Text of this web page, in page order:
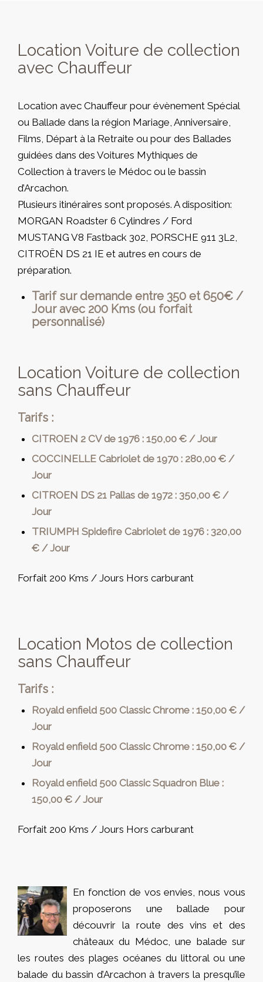
Location Voiture de collection
avec Chauffeur
Location avec Chauffeur pour évènement Spécial
ou Ballade dans la région Mariage, Anniversaire,
Films, Départ à la Retraite ou pour des Ballades
guidées dans des Voitures Mythiques de
Collection à travers le Médoc ou le bassin
d’Arcachon.
Plusieurs itinéraires sont proposés. A disposition:
MORGAN Roadster 6 Cylindres / Ford
MUSTANG V8 Fastback 302, PORSCHE 911 3L2,
CITROËN DS 21 IE et autres en cours de
préparation.
Tarif sur demande entre 350 et 650€ /
Jour avec 200 Kms (ou forfait
personnalisé)
Location Voiture de collection
sans Chauffeur
Tarifs :
CITROEN 2 CV de 1976 : 150,00 € / Jour
COCCINELLE Cabriolet de 1970 : 280,00 € /
Jour
CITROEN DS 21 Pallas de 1972 : 350,00 € /
Jour
TRIUMPH Spidefire Cabriolet de 1976 : 320,00
€ / Jour
Forfait 200 Kms / Jours Hors carburant
Location Motos de collection
sans Chauffeur
Tarifs :
Royald enfield 500 Classic Chrome : 150,00 € /
Jour
Royald enfield 500 Classic Chrome : 150,00 € /
Jour
Royald enfield 500 Classic Squadron Blue :
150,00 € / Jour
Forfait 200 Kms / Jours Hors carburant
En fonction de vos envies, nous vous
proposerons une ballade pour
découvrir la route des vins et des
châteaux du Médoc, une balade sur
les routes des plages océanes du littoral ou une
balade du bassin d’Arcachon à travers la presqu’ile